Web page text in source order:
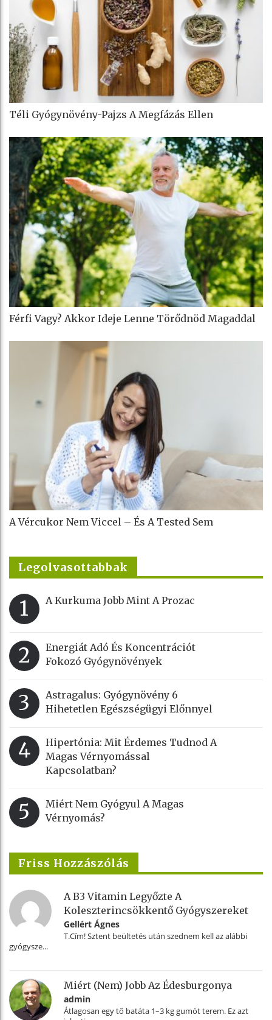
Téli Gyógynövény-Pajzs A Megfázás Ellen
Férfi Vagy? Akkor Ideje Lenne Törődnöd Magaddal
A Vércukor Nem Viccel – És A Tested Sem
Legolvasottabbak
1 A Kurkuma Jobb Mint A Prozac
2
Energiát Adó És Koncentrációt
Fokozó Gyógynövények
3
Astragalus: Gyógynövény 6
Hihetetlen Egészségügyi Előnnyel
4
Hipertónia: Mit Érdemes Tudnod A
Magas Vérnyomással
Kapcsolatban?
5
Miért Nem Gyógyul A Magas
Vérnyomás?
Friss Hozzászólás
A B3 Vitamin Legyőzte A
Koleszterincsökkentő Gyógyszereket
Gellért Ágnes
T.Cím! Sztent beültetés után szednem kell az alábbi
gyógysze...
Miért (nem) Jobb Az Édesburgonya
admin
Átlagosan egy tő batáta 1–3 kg gumót terem. Ez azt